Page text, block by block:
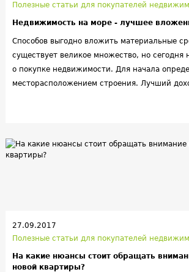
Полезные статьи для покупателей
Недвижимость на море - лучшее
Способов выгодно вложить материальные
существует великое множество, но сегодня
о покупке недвижимости. Для начала
месторасположением строения. Лучший
27.09.2017
Полезные статьи для покупателей
На какие нюансы стоит обращать
новой квартиры?